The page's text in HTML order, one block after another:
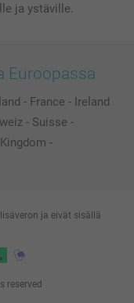
ja ystäville.
Euroopassa
- France - Ireland
- Suisse -
-
reserved
ja eivät sisällä